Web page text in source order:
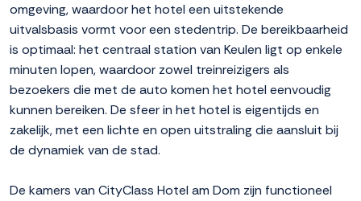
omgeving, waardoor het hotel een uitstekende
uitvalsbasis vormt voor een stedentrip. De bereikbaarheid
is optimaal: het centraal station van Keulen ligt op enkele
minuten lopen, waardoor zowel treinreizigers als
bezoekers die met de auto komen het hotel eenvoudig
kunnen bereiken. De sfeer in het hotel is eigentijds en
zakelijk, met een lichte en open uitstraling die aansluit bij
de dynamiek van de stad.
De kamers van CityClass Hotel am Dom zijn functioneel